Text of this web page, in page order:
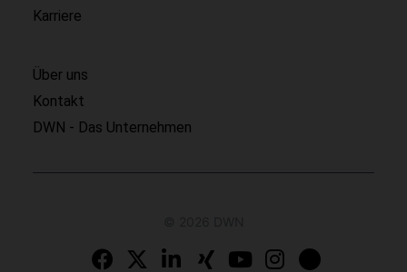
Karriere
Über uns
Kontakt
DWN - Das Unternehmen